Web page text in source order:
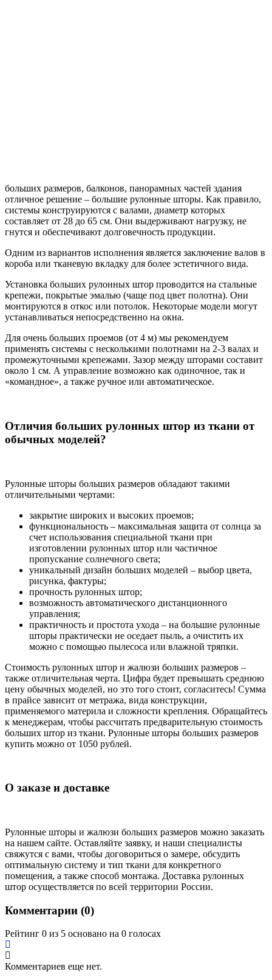
больших размеров, балконов, панорамных частей здания
отличное решение – большие рулонные шторы. Как правило,
системы конструируются с валами, диаметр которых
составляет от 28 до 65 см. Они выдерживают нагрузку, не
гнутся и обеспечивают долговечность продукции.
Одним из вариантов исполнения является заключение валов в
короба или тканевую вкладку для более эстетичного вида.
Установка больших рулонных штор проводится на стальные
крепежи, покрытые эмалью (чаще под цвет полотна). Они
монтируются в откос или потолок. Некоторые модели могут
устанавливаться непосредственно на окна.
Для очень больших проемов (от 4 м) мы рекомендуем
применять системы с несколькими полотнами на 2-3 валах и
промежуточными крепежами. Зазор между шторами составит
около 1 см. А управление возможно как одиночное, так и
«командное», а также ручное или автоматическое.
Отличия больших рулонных штор из ткани от
обычных моделей?
Рулонные шторы больших размеров обладают такими
отличительными чертами:
закрытие широких и высоких проемов;
функциональность – максимальная защита от солнца за
счет использования специальной ткани при
изготовлении рулонных штор или частичное
пропускание солнечного света;
уникальный дизайн больших моделей – выбор цвета,
рисунка, фактуры;
прочность рулонных штор;
возможность автоматического дистанционного
управления;
практичность и простота ухода – на большие рулонные
шторы практически не оседает пыль, а очистить их
можно с помощью пылесоса или влажной тряпки.
Стоимость рулонных штор и жалюзи больших размеров –
также отличительная черта. Цифра будет превышать среднюю
цену обычных моделей, но это того стоит, согласитесь! Сумма
в прайсе зависит от метража, вида конструкции,
применяемого материла и сложности крепления. Обращайтесь
к менеджерам, чтобы рассчитать предварительную стоимость
больших штор из ткани. Рулонные шторы больших размеров
купить можно от 1050 рублей.
О заказе и доставке
Рулонные шторы и жалюзи больших размеров можно заказать
на нашем сайте. Оставляйте заявку, и наши специалисты
свяжутся с вами, чтобы договориться о замере, обсудить
оптимальную систему и тип ткани для конкретного
помещения, а также способ монтажа. Доставка рулонных
штор осуществляется по всей территории России.
Комментарии (0)
Рейтинг 0 из 5 основано на 0 голосах
Комментариев еще нет.